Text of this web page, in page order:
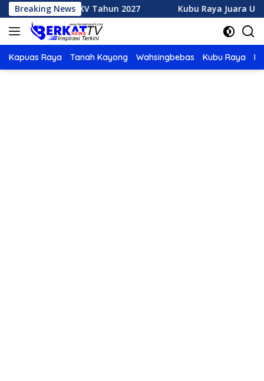
Langsung
ke
konten
Breaking News
XXXV Tahun 2027 Kubu Raya Juara Umum MTQ
Kapuas Raya Tanah Kayong Wahsingbebas Kubu Raya